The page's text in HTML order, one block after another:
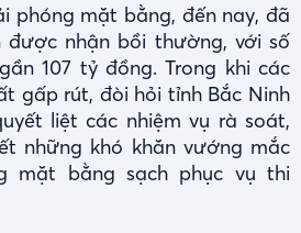
phóng mặt bằng, đến nay, đã
nhận bồi thường, với số
107 tỷ đồng. Trong khi các
gấp rút, đòi hỏi tỉnh Bắc Ninh
liệt các nhiệm vụ rà soát,
những khó khăn vướng mắc
mặt bằng sạch phục vụ thi